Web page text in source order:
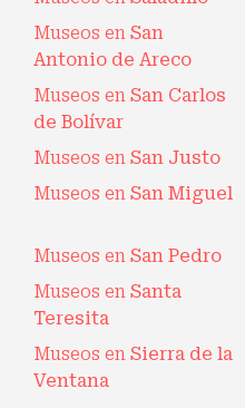
Museos en San
Antonio de Areco
Museos en San Carlos
de Bolívar
Museos en San Justo
Museos en San Miguel
Museos en San Pedro
Museos en Santa
Teresita
Museos en Sierra de la
Ventana